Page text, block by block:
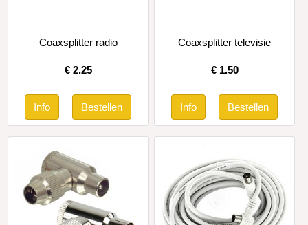
Coaxsplitter radio
€ 2.25
Coaxsplitter televisie
€ 1.50